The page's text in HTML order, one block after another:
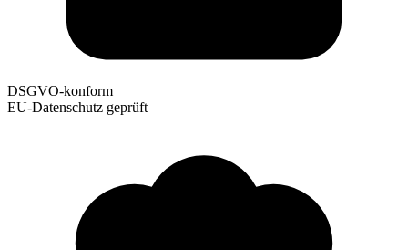
DSGVO-konform
EU-Datenschutz geprüft